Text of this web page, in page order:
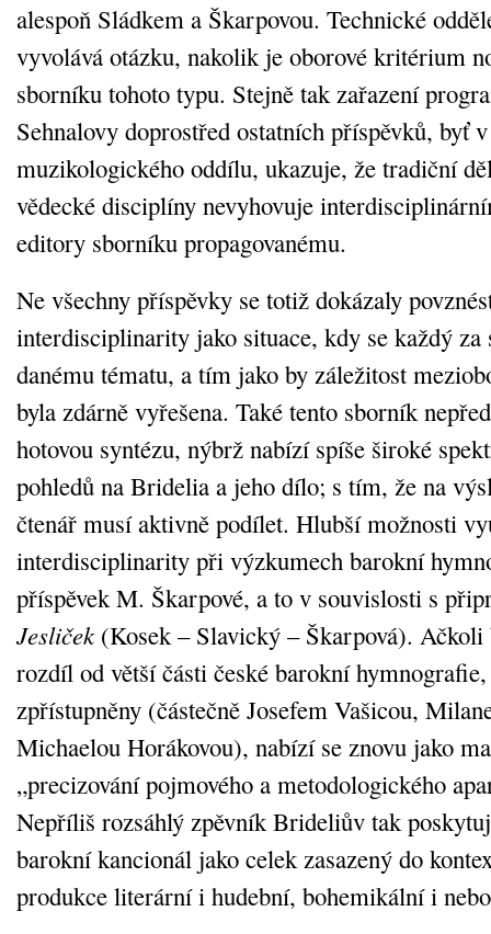
alespoň Sládkem a Škarpovou. Technické
vyvolává otázku, nakolik je oborové kritérium
sborníku tohoto typu. Stejně tak zařazení
Sehnalovy doprostřed ostatních příspěvků, byť
muzikologického oddílu, ukazuje, že tradiční
vědecké disciplíny nevyhovuje
editory sborníku propagovanému.
Ne všechny příspěvky se totiž dokázaly
interdisciplinarity jako situace, kdy se každý
danému tématu, a tím jako by záležitost
byla zdárně vyřešena. Také tento sborník
hotovou syntézu, nýbrž nabízí spíše široké
pohledů na Bridelia a jeho dílo; s tím, že na
čtenář musí aktivně podílet. Hlubší možnosti
interdisciplinarity při výzkumech barokní
příspěvek M. Škarpové, a to v souvislosti s
Jesliček(Kosek – Slavický – Škarpová).
rozdíl od větší části české barokní
zpřístupněny (částečně Josefem Vašicou,
Michaelou Horákovou), nabízí se znovu jako
„precizování pojmového a metodologického
Nepříliš rozsáhlý zpěvník Brideliův tak
barokní kancionál jako celek zasazený do
produkce literární i hudební, bohemikální i